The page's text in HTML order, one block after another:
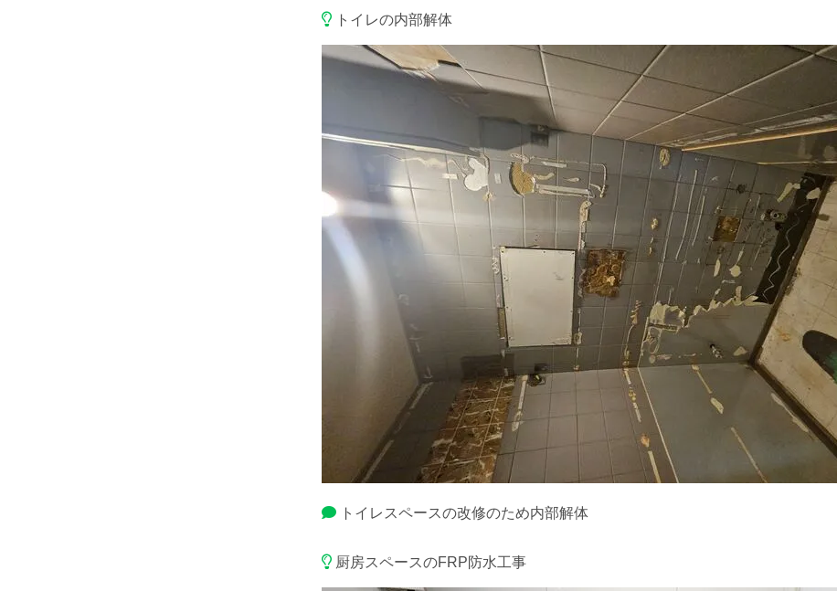
トイレの内部解体
トイレスペースの改修のため内部解体
厨房スペースのFRP防水工事